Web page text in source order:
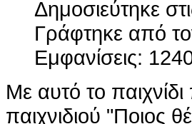
Δημοσιεύτηκε
Γράφτηκε από
Εμφανίσεις:
Με αυτό το
παιχνιδιού "Ποιος